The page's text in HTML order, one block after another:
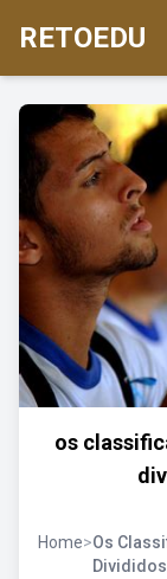
RETOEDU
os
Home>Os